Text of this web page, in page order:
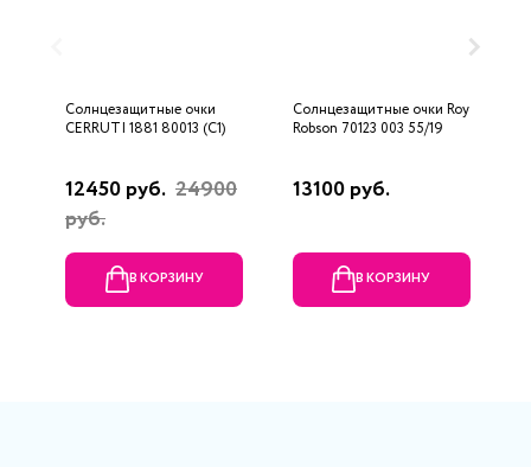
Солнцезащитные очки
CERRUTI 1881 80013 (C1)
12450 руб. 24900
руб.
В КОРЗИНУ
Солнцезащитные очки Roy
Robson 70123 003 55/19
13100 руб.
В КОРЗИНУ